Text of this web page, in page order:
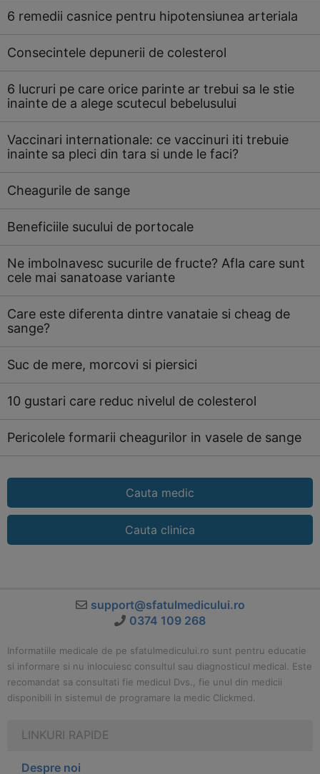
6 remedii casnice pentru hipotensiunea arteriala
Consecintele depunerii de colesterol
6 lucruri pe care orice parinte ar trebui sa le stie
inainte de a alege scutecul bebelusului
Vaccinari internationale: ce vaccinuri iti trebuie
inainte sa pleci din tara si unde le faci?
Cheagurile de sange
Beneficiile sucului de portocale
Ne imbolnavesc sucurile de fructe? Afla care sunt
cele mai sanatoase variante
Care este diferenta dintre vanataie si cheag de
sange?
Suc de mere, morcovi si piersici
10 gustari care reduc nivelul de colesterol
Pericolele formarii cheagurilor in vasele de sange
Cauta medic
Cauta clinica
support@sfatulmedicului.ro
0374 109 268
Informatiile medicale de pe sfatulmedicului.ro sunt pentru educatie
si informare si nu inlocuiesc consultul sau diagnosticul medical. Este
recomandat sa consultati fie medicul Dvs., fie unul din medicii
disponibili in sistemul de programare la medic Clickmed.
LINKURI RAPIDE
Despre noi